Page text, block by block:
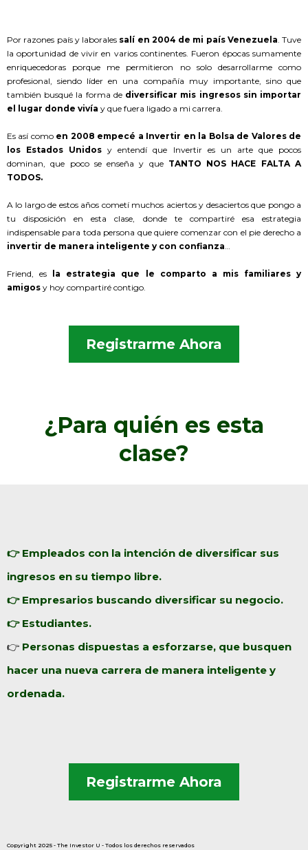
Por razones país y laborales salí en 2004 de mi país Venezuela. Tuve
la oportunidad de vivir en varios continentes. Fueron épocas sumamente
enriquecedoras porque me permitieron no solo desarrollarme como
profesional, siendo líder en una compañía muy importante, sino que
también busqué la forma de diversificar mis ingresos sin importar
el lugar donde vivía y que fuera ligado a mi carrera.
Es así como en 2008 empecé a Invertir en la Bolsa de Valores de
los Estados Unidos y entendí que Invertir es un arte que pocos
dominan, que poco se enseña y que TANTO NOS HACE FALTA A
TODOS.
A lo largo de estos años cometí muchos aciertos y desaciertos que pongo a
tu disposición en esta clase, donde te compartiré esa estrategia
indispensable para toda persona que quiere comenzar con el pie derecho a
invertir de manera inteligente y con confianza…
Friend, es
la estrategia que le comparto a mis familiares y
amigos y hoy compartiré contigo.
Registrarme Ahora
¿Para quién es esta
clase?
👉 Empleados con la intención de diversificar sus
ingresos en su tiempo libre.
👉 Empresarios buscando diversificar su negocio.
👉 Estudiantes.
👉 Personas dispuestas a esforzarse, que busquen
hacer una nueva carrera de manera inteligente y
ordenada.
Registrarme Ahora
Copyright 2025 - The Investor U - Todos los derechos reservados